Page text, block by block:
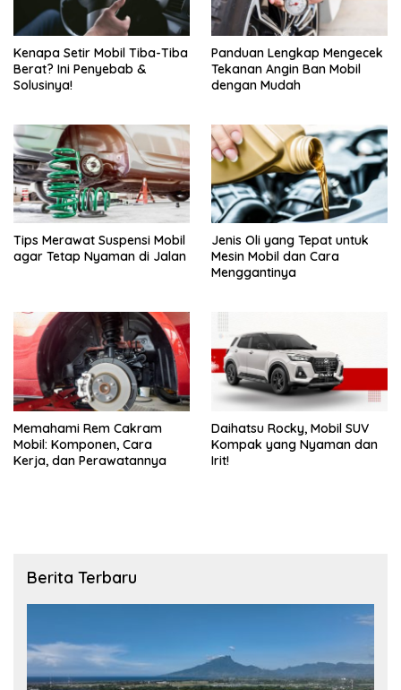
Kenapa Setir Mobil Tiba-Tiba
Berat? Ini Penyebab &
Solusinya!
Panduan Lengkap Mengecek
Tekanan Angin Ban Mobil
dengan Mudah
Tips Merawat Suspensi Mobil
agar Tetap Nyaman di Jalan
Jenis Oli yang Tepat untuk
Mesin Mobil dan Cara
Menggantinya
Memahami Rem Cakram
Mobil: Komponen, Cara
Kerja, dan Perawatannya
Daihatsu Rocky, Mobil SUV
Kompak yang Nyaman dan
Irit!
Berita Terbaru